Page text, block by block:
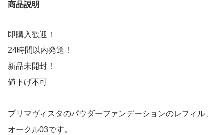
商品説明
即購入歓迎！
24時間以内発送！
新品未開封！
値下げ不可
プリマヴィスタのパウダーファンデーションのレフィル、
オークル03です。